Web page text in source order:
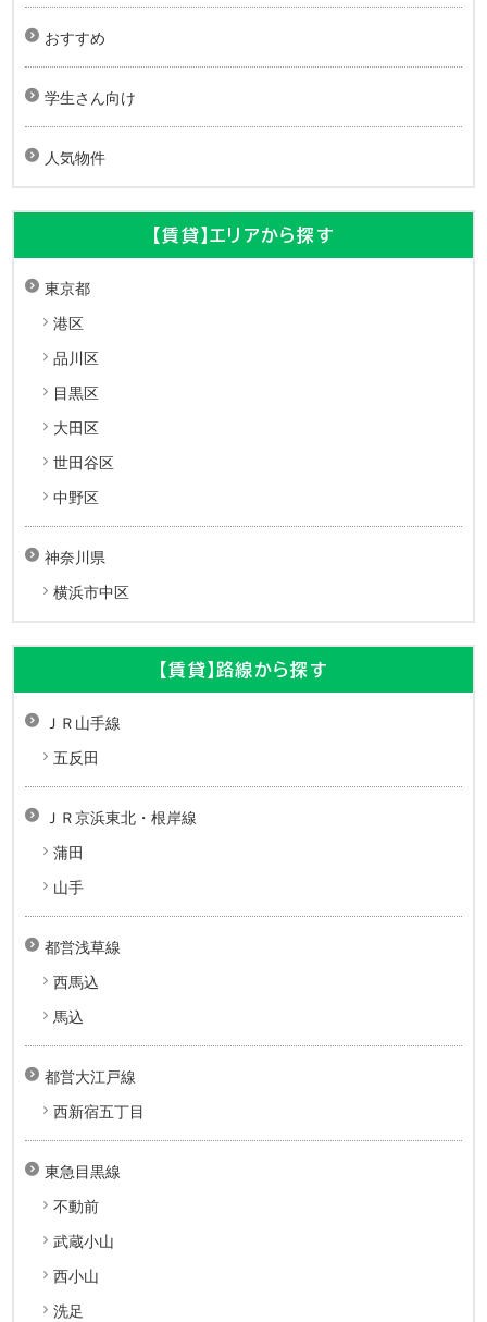
おすすめ
学生さん向け
人気物件
【賃貸】エリアから探す
東京都
港区
品川区
目黒区
大田区
世田谷区
中野区
神奈川県
横浜市中区
【賃貸】路線から探す
ＪＲ山手線
五反田
ＪＲ京浜東北・根岸線
蒲田
山手
都営浅草線
西馬込
馬込
都営大江戸線
西新宿五丁目
東急目黒線
不動前
武蔵小山
西小山
洗足